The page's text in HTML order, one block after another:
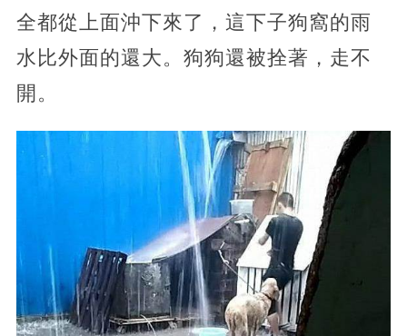
全都從上面沖下來了，這下子狗窩的雨
水比外面的還大。狗狗還被拴著，走不
開。